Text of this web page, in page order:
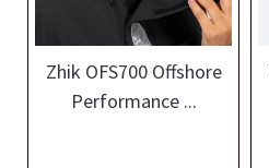
Zhik OFS700 Offshore
Performance ...